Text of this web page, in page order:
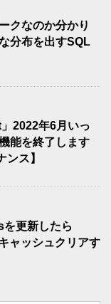
クなのか分かり
分布を出すSQL
2022年6月いっ
能を終了します
ンス】
更新したら
ャッシュクリアす